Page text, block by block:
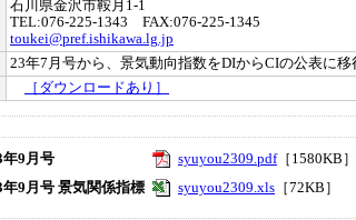
石川県金沢市鞍月1-1
TEL:076-225-1343 FAX:076-225-1345
toukei@pref.ishikawa.lg.jp
23年7月号から、景気動向指数をDIからCIの公表に移
［ダウンロードあり］
9月号 syuyou2309.pdf［1580KB］
9月号 景気関係指標
syuyou2309.xls ［72KB］